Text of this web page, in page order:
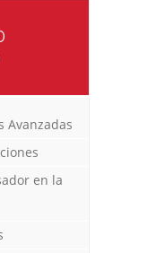
Avanzadas
en la
Virtual
Virtual
de Eventos